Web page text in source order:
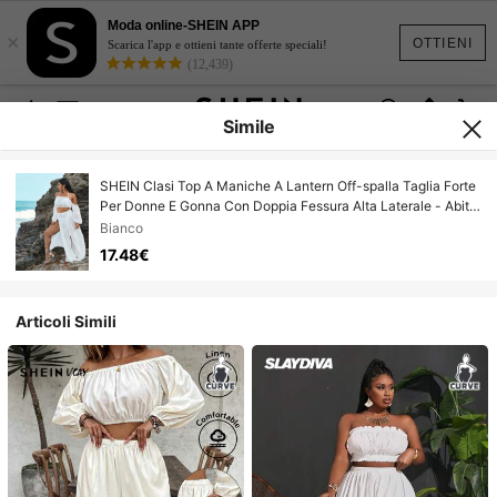
OTTIENI
×
Moda online-SHEIN APP
Scarica l'app e ottieni tante offerte speciali!
(12,439)
Simile
SHEIN Clasi Top A Maniche A Lantern Off-spalla Taglia Forte
Per Donne E Gonna Con Doppia Fessura Alta Laterale - Abiti
Da Spiaggia Con Tessuto Trasparente
Bianco
17.48€
Articoli Simili